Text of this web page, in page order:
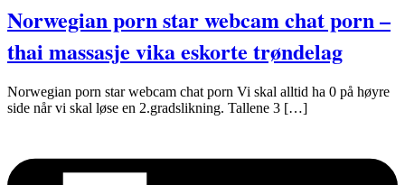
Norwegian porn star webcam chat porn –
thai massasje vika eskorte trøndelag
Norwegian porn star webcam chat porn Vi skal alltid ha 0 på høyre
side når vi skal løse en 2.gradslikning. Tallene 3 […]